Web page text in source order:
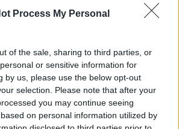
Process My Personal
of the sale, sharing to third parties, or
or sensitive information for
by us, please use the below opt-out
selection. Please note that after your
you may continue seeing
on personal information utilized by
Avise (7)
Bionaz (12)
Brissogne (9)
Brusson (32)
Chamois (6)